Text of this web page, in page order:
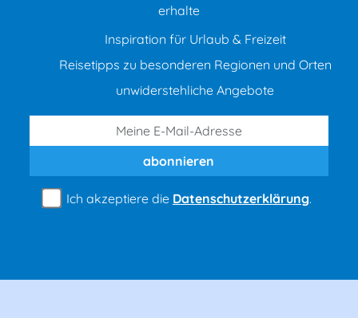
erhalte
Inspiration für Urlaub & Freizeit
Reisetipps zu besonderen Regionen und Orten
unwiderstehliche Angebote
abonnieren
Ich akzeptiere die Datenschutzerklärung.